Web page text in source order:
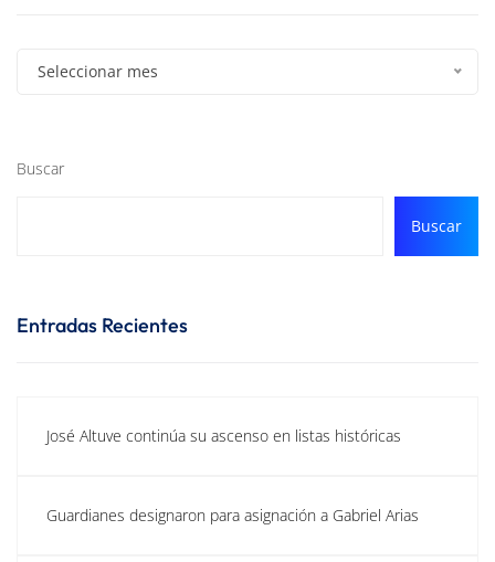
Seleccionar mes
Buscar
Buscar
Entradas Recientes
José Altuve continúa su ascenso en listas históricas
Guardianes designaron para asignación a Gabriel Arias